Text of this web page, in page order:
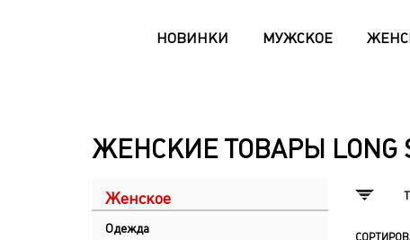
НОВИНКИ МУЖСКОЕ
ЖЕНСКИЕ ТОВАРЫ LONG
Женское
Одежда